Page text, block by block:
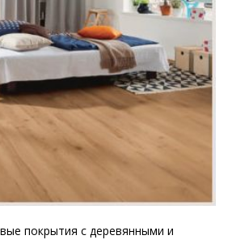
покрытия с деревянными и